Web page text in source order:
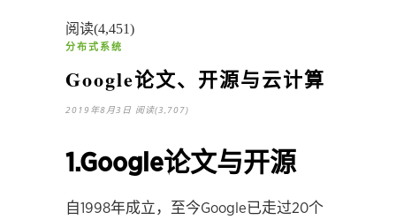
阅读(4,451)
分布式系统
Google论文、开源与云计算
2019年8月3日 阅读(3,707)
1.Google论文与开源
自1998年成立，至今Google已走过20个